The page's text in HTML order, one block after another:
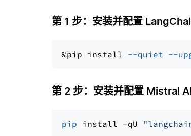
第 1 步：安装并配置
%pip install --quiet --
第 2 步：安装并配置 Mistral
pip install -qU